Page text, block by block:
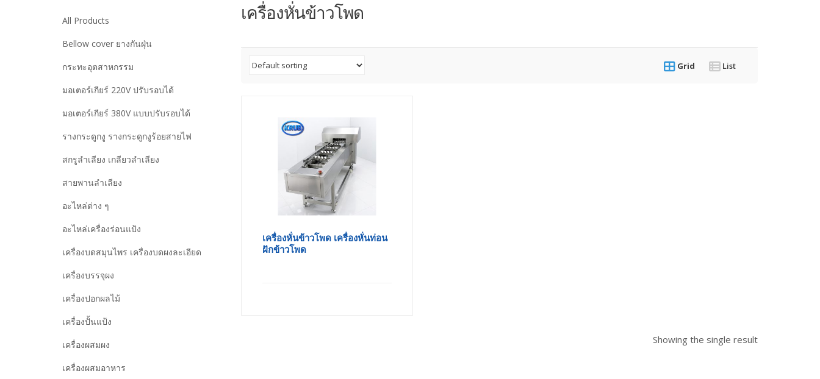
เครื่องหั่นข้าวโพด
Grid List
เครื่องหั่นข้าวโพด เครื่องหั่นท่อน
ฝักข้าวโพด
Showing the single result
All Products
Bellow cover ยางกันฝุ่น
กระทะอุตสาหกรรม
มอเตอร์เกียร์ 220V ปรับรอบได้
มอเตอร์เกียร์ 380V แบบปรับรอบได้
รางกระดูกงู รางกระดูกงูร้อยสายไฟ
สกรูลำเลียง เกลียวลำเลียง
สายพานลำเลียง
อะไหล่ต่าง ๆ
อะไหล่เครื่องร่อนแป้ง
เครื่องบดสมุนไพร เครื่องบดผงละเอียด
เครื่องบรรจุผง
เครื่องปอกผลไม้
เครื่องปั้นแป้ง
เครื่องผสมผง
เครื่องผสมอาหาร